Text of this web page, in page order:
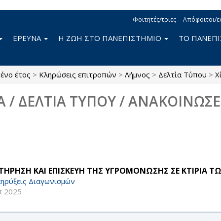
Φοιτητές/τριες Απόφοιτοι/
ΕΡΕΥΝΑ Η ΖΩΗ ΣΤΟ ΠΑΝΕΠΙΣΤΗΜΙΟ ΤΟ
έτος > Κληρώσεις επιτροπών > Λήμνος > Δελτία Τύπου >
/ ΔΕΛΤΙΑ ΤΥΠΟΥ /
ΚΑΙ ΕΠΙΣΚΕΥΗ ΤΗΣ ΥΓΡΟΜΟΝΩΣΗΣ ΣΕ ΚΤΙΡΙΑ
Διαγωνισμών
2025